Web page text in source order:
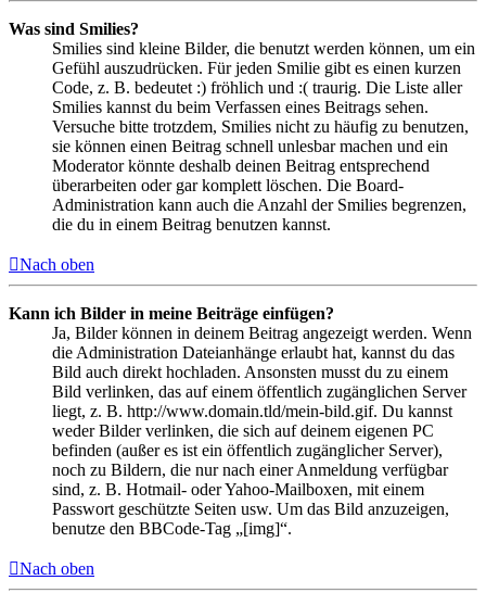
Was sind Smilies?
Smilies sind kleine Bilder, die benutzt werden können, um ein
Gefühl auszudrücken. Für jeden Smilie gibt es einen kurzen
Code, z. B. bedeutet :) fröhlich und :( traurig. Die Liste aller
Smilies kannst du beim Verfassen eines Beitrags sehen.
Versuche bitte trotzdem, Smilies nicht zu häufig zu benutzen,
sie können einen Beitrag schnell unlesbar machen und ein
Moderator könnte deshalb deinen Beitrag entsprechend
überarbeiten oder gar komplett löschen. Die Board-
Administration kann auch die Anzahl der Smilies begrenzen,
die du in einem Beitrag benutzen kannst.
Nach oben
Kann ich Bilder in meine Beiträge einfügen?
Ja, Bilder können in deinem Beitrag angezeigt werden. Wenn
die Administration Dateianhänge erlaubt hat, kannst du das
Bild auch direkt hochladen. Ansonsten musst du zu einem
Bild verlinken, das auf einem öffentlich zugänglichen Server
liegt, z. B. http://www.domain.tld/mein-bild.gif. Du kannst
weder Bilder verlinken, die sich auf deinem eigenen PC
befinden (außer es ist ein öffentlich zugänglicher Server),
noch zu Bildern, die nur nach einer Anmeldung verfügbar
sind, z. B. Hotmail- oder Yahoo-Mailboxen, mit einem
Passwort geschützte Seiten usw. Um das Bild anzuzeigen,
benutze den BBCode-Tag „[img]“.
Nach oben